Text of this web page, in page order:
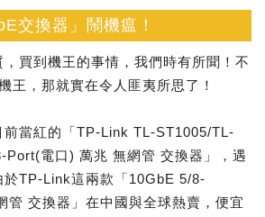
交換器」鬧機瘟！
買到機王的事情，我們時有所聞！不
王，那就實在令人匪夷所思了！
前當紅的「TP-Link TL-ST1005/TL-
Port(電口) 萬兆 無網管 交換器」，遇
於TP-Link這兩款「10GbE 5/8-
管 交換器」在中國與全球熱賣，便宜